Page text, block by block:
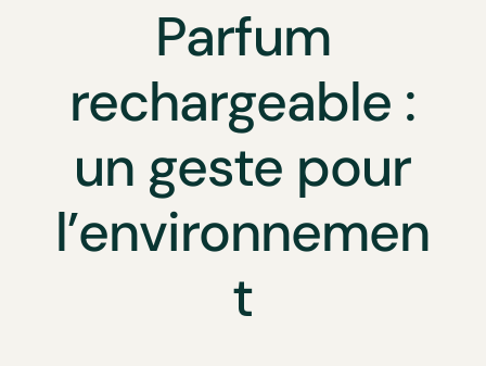
Parfum
rechargeable :
un geste pour
l’environnemen
t